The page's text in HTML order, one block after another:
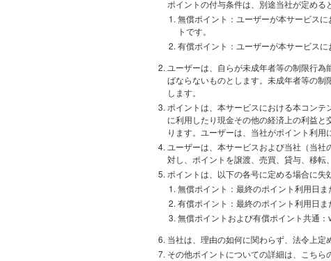
ポイントの付与条件は、別途当社が定める
無償ポイント：ユーザーが本サービス
トです。
有償ポイント：ユーザーが本サービスに
ユーザーは、自らが未成年者等の制限行
ばならないものとします。未成年者等の
します。
ポイントは、本サービスにおける本コン
に利用したり現金その他の経済上の利益
ります。ユーザーは、当社がポイント利用
ユーザーは、本サービスおよび当社（当
対し、ポイントを譲渡、売買、貸与、移転
ポイントは、以下の各号に定める場合に失
無償ポイント：最終のポイント利用日
有償ポイント：最終のポイント利用日
無償ポイントおよび有償ポイント共通
当社は、理由の如何に関わらず、法令上定
その他ポイントについての詳細は、こちら